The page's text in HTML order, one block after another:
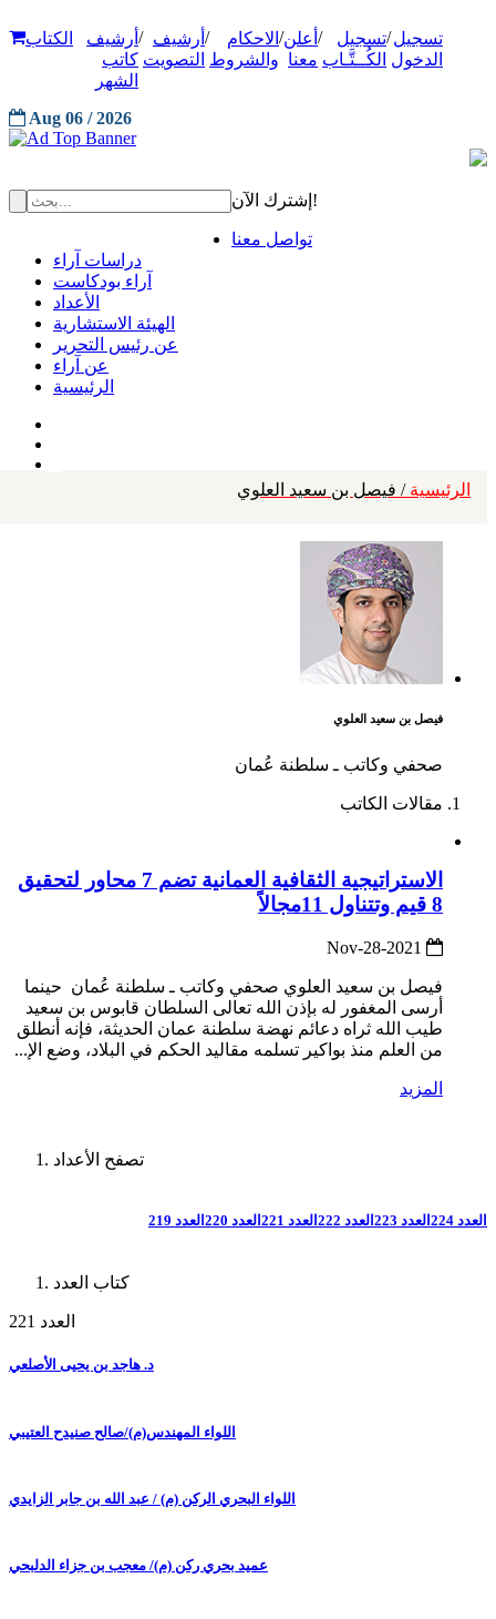
تسجيل
الدخول
/تسجيل
الكُــتَّـاب
/ أعلن
معنا
/ الاحكام
والشروط
/ أرشيف
التصويت
/ أرشيف
كاتب
الشهر
الكتاب
Aug 06 / 2026
إشترك الآن!
تواصل معنا
دراسات آراء
آراء بودكاست
الأعداد
الهيئة الاستشارية
عن رئيس التحرير
عن آراء
الرئيسية
الرئيسية / فيصل بن سعيد العلوي
فيصل بن سعيد العلوي
صحفي وكاتب ـ سلطنة عُمان
مقالات الكاتب
الاستراتيجية الثقافية العمانية تضم 7 محاور لتحقيق
8 قيم وتتناول 11مجالاً
فيصل بن سعيد العلوي صحفي وكاتب ـ سلطنة عُمان حينما
أرسى المغفور له بإذن الله تعالى السلطان قابوس بن سعيد
طيب الله ثراه دعائم نهضة سلطنة عمان الحديثة، فإنه أنطلق
من العلم منذ بواكير تسلمه مقاليد الحكم في البلاد، وضع الإ...
المزيد
تصفح الأعداد
العدد 224 العدد 223 العدد 222 العدد 221 العدد 220 العدد 219
كتاب العدد
العدد 221
د. هاجد بن يحيى الأصلعي
اللواء المهندس(م)/صالح صنيدح العتيبي
اللواء البحري الركن (م) / عبد الله بن جابر الزايدي
عميد بحري ركن (م)/ معجب بن جزاء الدلبحي